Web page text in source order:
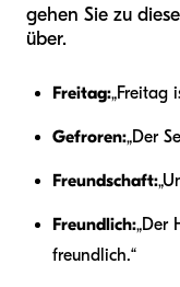
gehen Sie zu
über.
Freitag:„Freitag
Gefroren:„Der
Freundschaft:
Freundlich:„Der
freundlich.“